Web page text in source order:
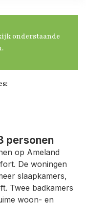
onderstaande
personen
op Ameland
De woningen
slaapkamers,
Twee badkamers
woon- en